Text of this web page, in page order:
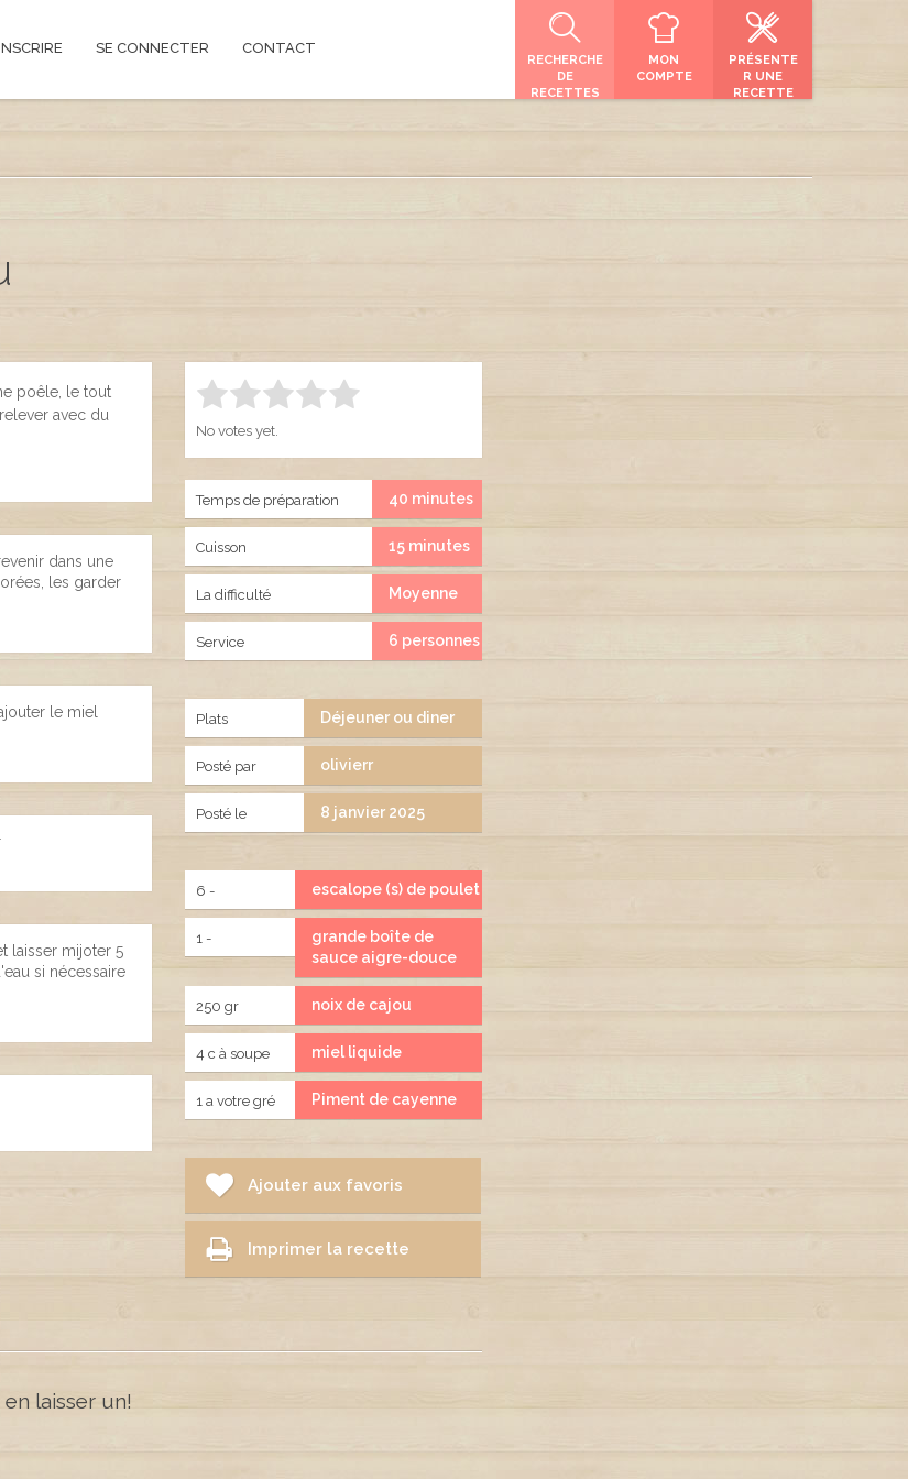
SE CONNECTER CONTACT
RECHERCHE
DE
RECETTES
MON
COMPTE
PRÉSENTE
R UNE
RECETTE
Rate this item: 1.00 SUBMIT RATING
No votes yet.
Temps de préparation 40 minutes
Cuisson 15 minutes
La difficulté Moyenne
Service 6 personnes
Plats Déjeuner ou diner
Posté par olivierr
Posté le 8 janvier 2025
6 - escalope (s) de poulet
1 -
grande boîte de
sauce aigre-douce
250 gr noix de cajou
4 c à soupe miel liquide
1 a votre gré Piment de cayenne
Ajouter aux favoris
Imprimer la recette
poêle, le tout
avec du
dans une
les garder
le miel
laisser mijoter 5
si nécessaire
laisser un!